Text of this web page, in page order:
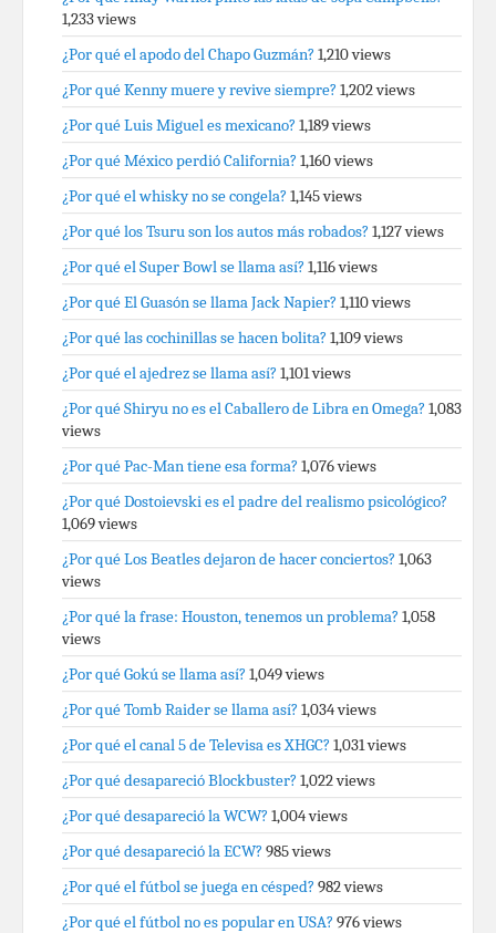
1,233 views
¿Por qué el apodo del Chapo Guzmán? 1,210 views
¿Por qué Kenny muere y revive siempre? 1,202 views
¿Por qué Luis Miguel es mexicano? 1,189 views
¿Por qué México perdió California? 1,160 views
¿Por qué el whisky no se congela? 1,145 views
¿Por qué los Tsuru son los autos más robados? 1,127 views
¿Por qué el Super Bowl se llama así? 1,116 views
¿Por qué El Guasón se llama Jack Napier? 1,110 views
¿Por qué las cochinillas se hacen bolita? 1,109 views
¿Por qué el ajedrez se llama así? 1,101 views
¿Por qué Shiryu no es el Caballero de Libra en Omega? 1,083
views
¿Por qué Pac-Man tiene esa forma? 1,076 views
¿Por qué Dostoievski es el padre del realismo psicológico?
1,069 views
¿Por qué Los Beatles dejaron de hacer conciertos? 1,063
views
¿Por qué la frase: Houston, tenemos un problema? 1,058
views
¿Por qué Gokú se llama así? 1,049 views
¿Por qué Tomb Raider se llama así? 1,034 views
¿Por qué el canal 5 de Televisa es XHGC? 1,031 views
¿Por qué desapareció Blockbuster? 1,022 views
¿Por qué desapareció la WCW? 1,004 views
¿Por qué desapareció la ECW? 985 views
¿Por qué el fútbol se juega en césped? 982 views
¿Por qué el fútbol no es popular en USA? 976 views